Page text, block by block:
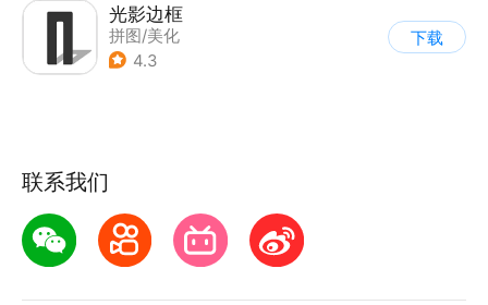
光影边框
拼图/美化
4.3
下载
联系我们